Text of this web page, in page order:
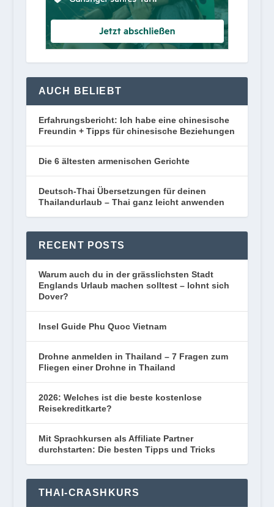
AUCH BELIEBT
Erfahrungsbericht: Ich habe eine chinesische
Freundin + Tipps für chinesische Beziehungen
Die 6 ältesten armenischen Gerichte
Deutsch-Thai Übersetzungen für deinen
Thailandurlaub – Thai ganz leicht anwenden
RECENT POSTS
Warum auch du in der grässlichsten Stadt
Englands Urlaub machen solltest – lohnt sich
Dover?
Insel Guide Phu Quoc Vietnam
Drohne anmelden in Thailand – 7 Fragen zum
Fliegen einer Drohne in Thailand
2026: Welches ist die beste kostenlose
Reisekreditkarte?
Mit Sprachkursen als Affiliate Partner
durchstarten: Die besten Tipps und Tricks
THAI-CRASHKURS